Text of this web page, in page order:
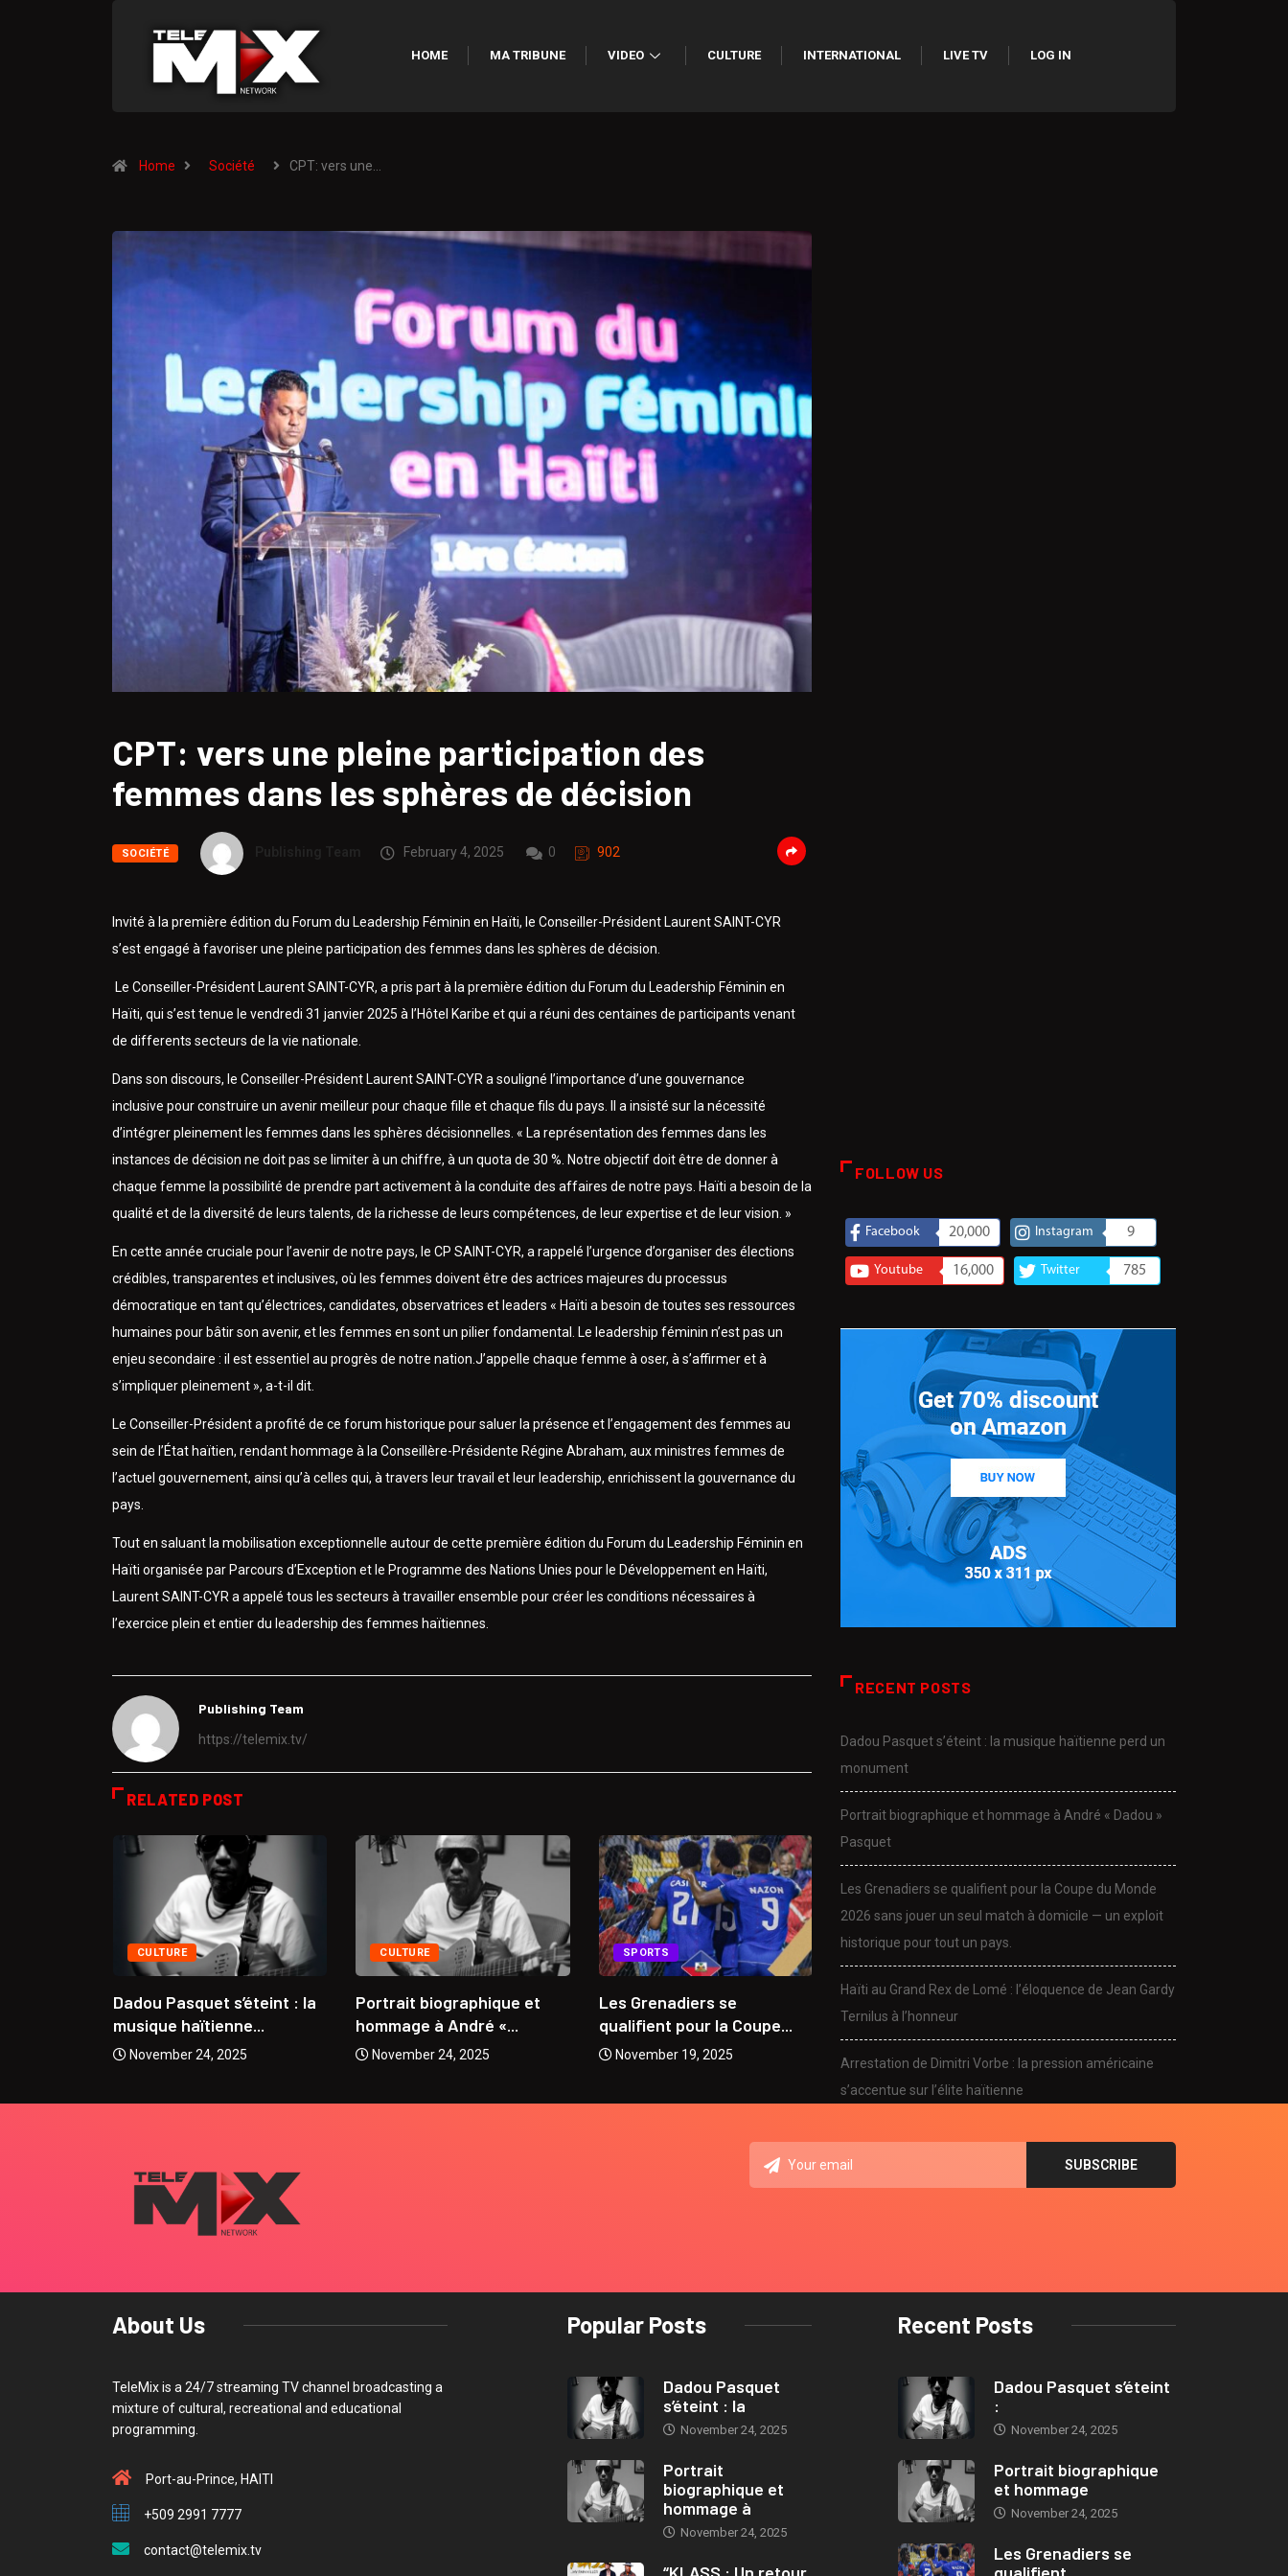
HOME MA TRIBUNE VIDEO CULTURE INTERNATIONAL LIVE TV LOG IN
Home Société CPT: vers une…
CPT: vers une pleine participation des
femmes dans les sphères de décision
SOCIÉTÉ February 4, 2025 0 902
Invité à la première édition du Forum du Leadership Féminin en Haïti, le Conseiller-Président Laurent SAINT-CYR
s’est engagé à favoriser une pleine participation des femmes dans les sphères de décision.
Le Conseiller-Président Laurent SAINT-CYR, a pris part à la première édition du Forum du Leadership Féminin en
Haïti, qui s’est tenue le vendredi 31 janvier 2025 à l’Hôtel Karibe et qui a réuni des centaines de participants venant
de differents secteurs de la vie nationale.
Dans son discours, le Conseiller-Président Laurent SAINT-CYR a souligné l’importance d’une gouvernance
inclusive pour construire un avenir meilleur pour chaque fille et chaque fils du pays. Il a insisté sur la nécessité
d’intégrer pleinement les femmes dans les sphères décisionnelles. « La représentation des femmes dans les
instances de décision ne doit pas se limiter à un chiffre, à un quota de 30 %. Notre objectif doit être de donner à
chaque femme la possibilité de prendre part activement à la conduite des affaires de notre pays. Haïti a besoin de la
qualité et de la diversité de leurs talents, de la richesse de leurs compétences, de leur expertise et de leur vision. »
En cette année cruciale pour l’avenir de notre pays, le CP SAINT-CYR, a rappelé l’urgence d’organiser des élections
crédibles, transparentes et inclusives, où les femmes doivent être des actrices majeures du processus
démocratique en tant qu’électrices, candidates, observatrices et leaders « Haïti a besoin de toutes ses ressources
humaines pour bâtir son avenir, et les femmes en sont un pilier fondamental. Le leadership féminin n’est pas un
enjeu secondaire : il est essentiel au progrès de notre nation.J’appelle chaque femme à oser, à s’affirmer et à
s’impliquer pleinement », a-t-il dit.
Le Conseiller-Président a profité de ce forum historique pour saluer la présence et l’engagement des femmes au
sein de l’État haïtien, rendant hommage à la Conseillère-Présidente Régine Abraham, aux ministres femmes de
l’actuel gouvernement, ainsi qu’à celles qui, à travers leur travail et leur leadership, enrichissent la gouvernance du
pays.
Tout en saluant la mobilisation exceptionnelle autour de cette première édition du Forum du Leadership Féminin en
Haïti organisée par Parcours d’Exception et le Programme des Nations Unies pour le Développement en Haïti,
Laurent SAINT-CYR a appelé tous les secteurs à travailler ensemble pour créer les conditions nécessaires à
l’exercice plein et entier du leadership des femmes haïtiennes.
Publishing Team
https://telemix.tv/
RELATED POST
CULTURE
Dadou Pasquet s’éteint : la
musique haïtienne...
November 24, 2025
CULTURE
Portrait biographique et
hommage à André «...
November 24, 2025
SPORTS
Les Grenadiers se
qualifient pour la Coupe...
November 19, 2025
CULTURE
musique haïtienne...
November 24, 2025
Portrait biographique et
November 24, 2025
FOLLOW US
Facebook 20,000 Instagram 9
Youtube 16,000 Twitter 785
RECENT POSTS
Dadou Pasquet s’éteint : la musique haïtienne perd un
monument
Portrait biographique et hommage à André « Dadou »
Pasquet
Les Grenadiers se qualifient pour la Coupe du Monde
2026 sans jouer un seul match à domicile — un exploit
historique pour tout un pays.
Haïti au Grand Rex de Lomé : l’éloquence de Jean Gardy
Ternilus à l’honneur
Arrestation de Dimitri Vorbe : la pression américaine
s’accentue sur l’élite haïtienne
About Us
TeleMix is a 24/7 streaming TV channel broadcasting a
mixture of cultural, recreational and educational
programming.
Port-au-Prince, HAITI
+509 2991 7777
contact@telemix.tv
Popular Posts
Dadou Pasquet
s’éteint : la
November 24, 2025
Portrait
biographique et
hommage à
November 24, 2025
Recent Posts
Dadou Pasquet s’éteint
:
November 24, 2025
Portrait biographique
et hommage
November 24, 2025
Les Grenadiers se